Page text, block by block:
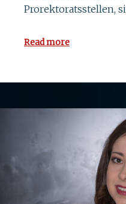
Prorektoratsstellen,
Read more